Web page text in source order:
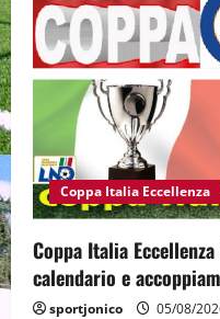
Coppa Italia Eccellenza
Coppa Italia
calendario e
sportjonico 05/08/